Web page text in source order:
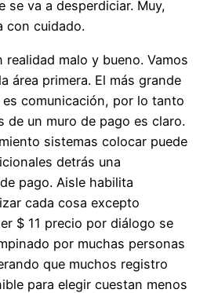
se va a desperdiciar. Muy,
con cuidado.
realidad malo y bueno. Vamos
área primera. El más grande
comunicación, por lo tanto
de un muro de pago es claro.
sistemas colocar puede
detrás una
pago. Aisle habilita
cada cosa excepto
$ 11 precio por diálogo se
por muchas personas
que muchos registro
para elegir cuestan menos